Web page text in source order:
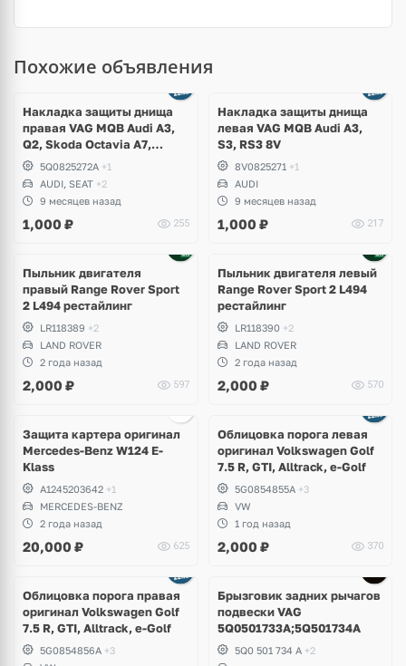
Похожие объявления
Накладка защиты днища
правая VAG MQB Audi A3,
Q2, Skoda Octavia A7,
Karoq, Volkswagen Golf 7.5
GTI, R, T-Roc, Seat Leon
5Q0825272A +1
AUDI, SEAT +2
9 месяцев назад
1,000 ₽ 255
Накладка защиты днища
левая VAG MQB Audi A3,
S3, RS3 8V
8V0825271 +1
AUDI
9 месяцев назад
1,000 ₽ 217
Пыльник двигателя
правый Range Rover Sport
2 L494 рестайлинг
LR118389 +2
LAND ROVER
2 года назад
2,000 ₽ 597
Пыльник двигателя левый
Range Rover Sport 2 L494
рестайлинг
LR118390 +2
LAND ROVER
2 года назад
2,000 ₽ 570
Защита картера оригинал
Mercedes-Benz W124 E-
Klass
A1245203642 +1
MERCEDES-BENZ
2 года назад
20,000 ₽ 625
Облицовка порога левая
оригинал Volkswagen Golf
7.5 R, GTI, Alltrack, e-Golf
5G0854855A +3
VW
1 год назад
2,000 ₽ 370
Облицовка порога правая
оригинал Volkswagen Golf
7.5 R, GTI, Alltrack, e-Golf
5G0854856A +3
Брызговик задних рычагов
подвески VAG
5Q0501733A;5Q501734A
5Q0 501 734 A +2